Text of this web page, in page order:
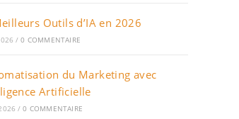
Outils d’IA en 2026
/ 0 COMMENTAIRE
du Marketing avec
Artificielle
/ 0 COMMENTAIRE